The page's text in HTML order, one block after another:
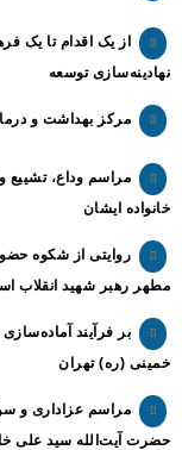
از یک اقدام تا یک
نهادینه‌سازی توسعه
مرکز بهداشت و
مراسم وداع، تشییع
خانواده ایشان
روایتی از شکوه
مطهر رهبر شهید انقلاب
بر فرآیند
خمینی (ره) تهران
مراسم عزاداری و
حضرت آیت‌الله سید علی